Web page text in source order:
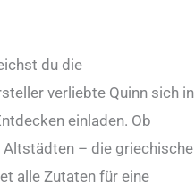
du die
verliebte Quinn sich in
einladen. Ob
Altstädten – die griechische
alle Zutaten für eine